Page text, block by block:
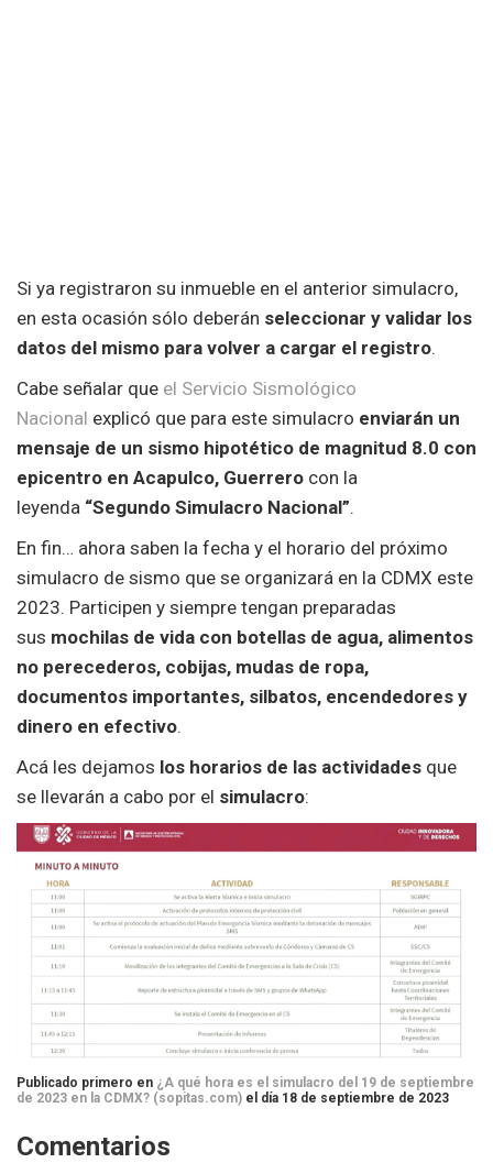
Si ya registraron su inmueble en el anterior simulacro,
en esta ocasión sólo deberán seleccionar y validar los
datos del mismo para volver a cargar el registro.
Cabe señalar que el Servicio Sismológico
Nacional explicó que para este simulacro enviarán un
mensaje de un sismo hipotético de magnitud 8.0 con
epicentro en Acapulco, Guerrero con la
leyenda “Segundo Simulacro Nacional”.
En fin… ahora saben la fecha y el horario del próximo
simulacro de sismo que se organizará en la CDMX este
2023. Participen y siempre tengan preparadas
sus mochilas de vida con botellas de agua, alimentos
no perecederos, cobijas, mudas de ropa,
documentos importantes, silbatos, encendedores y
dinero en efectivo.
Acá les dejamos los horarios de las actividades que
se llevarán a cabo por el simulacro:
Publicado primero en ¿A qué hora es el simulacro del 19 de septiembre
de 2023 en la CDMX? (sopitas.com) el día 18 de septiembre de 2023
Comentarios